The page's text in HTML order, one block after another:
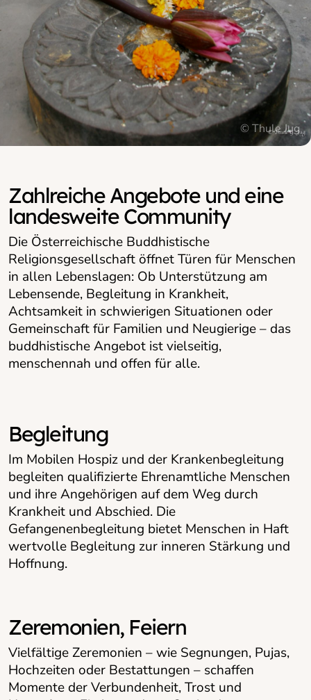
© Thule Jug
© Thule Jug
Zahlreiche Angebote und eine
landesweite Community
Die Österreichische Buddhistische
Religionsgesellschaft öffnet Türen für Menschen
in allen Lebenslagen: Ob Unterstützung am
Lebensende, Begleitung in Krankheit,
Achtsamkeit in schwierigen Situationen oder
Gemeinschaft für Familien und Neugierige – das
buddhistische Angebot ist vielseitig,
menschennah und offen für alle.
Begleitung
Im Mobilen Hospiz und der Krankenbegleitung
begleiten qualifizierte Ehrenamtliche Menschen
und ihre Angehörigen auf dem Weg durch
Krankheit und Abschied. Die
Gefangenenbegleitung bietet Menschen in Haft
wertvolle Begleitung zur inneren Stärkung und
Hoffnung.
Zeremonien, Feiern
Vielfältige Zeremonien – wie Segnungen, Pujas,
Hochzeiten oder Bestattungen – schaffen
Momente der Verbundenheit, Trost und